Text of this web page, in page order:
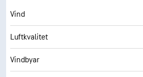
Molntäcke
Sikt
Molnbas
Vind
Luftkvalitet
Vindbyar